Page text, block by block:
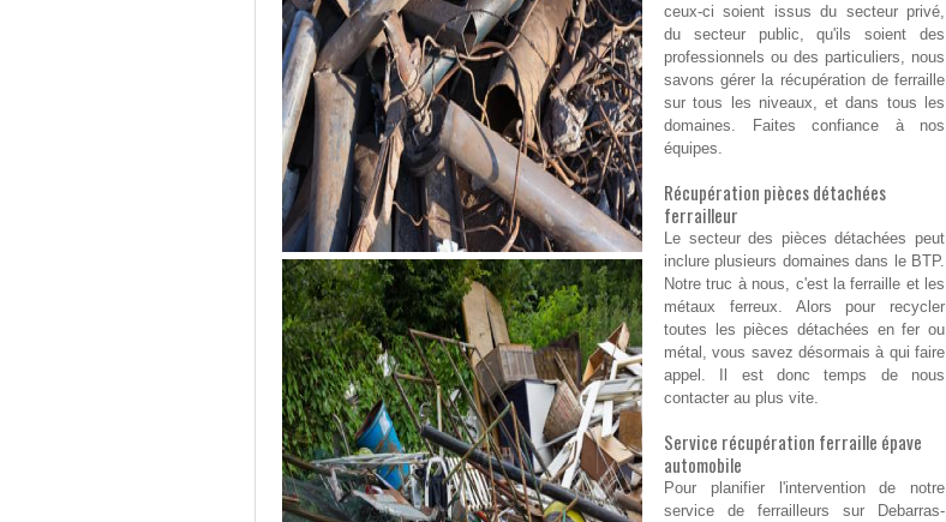
ceux-ci soient issus du secteur privé,
du secteur public, qu'ils soient des
professionnels ou des particuliers, nous
savons gérer la récupération de ferraille
sur tous les niveaux, et dans tous les
domaines. Faites confiance à nos
équipes.
Récupération pièces détachées
ferrailleur
Le secteur des pièces détachées peut
inclure plusieurs domaines dans le BTP.
Notre truc à nous, c'est la ferraille et les
métaux ferreux. Alors pour recycler
toutes les pièces détachées en fer ou
métal, vous savez désormais à qui faire
appel. Il est donc temps de nous
contacter au plus vite.
Service récupération ferraille épave
automobile
Pour planifier l'intervention de notre
service de ferrailleurs sur Debarras-